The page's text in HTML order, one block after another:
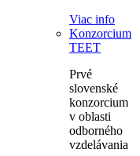
Viac info
Konzorcium
TEET
Prvé
slovenské
konzorcium
v oblasti
odborného
vzdelávania